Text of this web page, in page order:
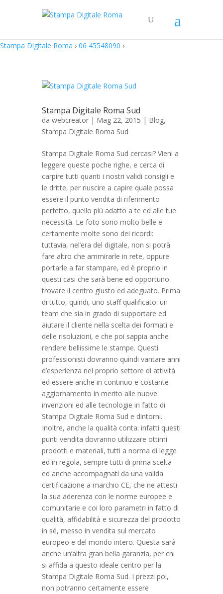
Stampa Digitale Roma › 06 45548090 ›
Stampa Digitale Roma Sud
da webcreator | Mag 22, 2015 | Blog,
Stampa Digitale Roma Sud
Stampa Digitale Roma Sud cercasi? Vieni a
leggere queste poche righe, e cerca di
carpire tutti quanti i nostri validi consigli e
le dritte, per riuscire a capire quale possa
essere il punto vendita di riferimento
perfetto, quello più adatto a te ed alle tue
necessità. Le foto sono molto belle e
certamente molte sono dei ricordi:
tuttavia, nel’era del digitale, non si potrà
fare altro che ammirarle in rete, oppure
portarle a far stampare, ed è proprio in
questi casi che sarà bene ed opportuno
trovare il centro giusto ed adeguato. Prima
di tutto, quindi, uno staff qualificato: un
team che sia in grado di supportare ed
aiutare il cliente nella scelta dei formati e
delle risoluzioni, e che poi sappia anche
rendere bellissime le stampe. Questi
professionisti dovranno quindi vantare anni
d’esperienza nel proprio settore di attività
ed essere anche in continuo e costante
aggiornamento in merito alle nuove
invenzioni ed alle tecnologie in fatto di
Stampa Digitale Roma Sud e dintorni.
Inoltre, anche la qualità conta: infatti questi
punti vendita dovranno utilizzare ottimi
prodotti e materiali, tutti a norma di legge
ed in regola, sempre tutti di prima scelta
ed anche accompagnati da una valida
certificazione a marchio CE, che ne attesti
la sua aderenza con le norme europee e
comunitarie e coi loro parametri in fatto di
qualità, affidabilità e sicurezza del prodotto
in sé, messo in vendita sul mercato
europeo e del mondo intero. Questa sarà
anche un’altra gran bella garanzia, per chi
si affida a questo ideale centro per la
Stampa Digitale Roma Sud. I prezzi poi,
non potranno certamente essere